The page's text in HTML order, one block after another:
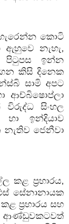
කොටි
ඇහුවෙ නැහැ,
පිටුපස ඉන්න
කිසි දිනෙක
සාමි අපට
ආච්බිෂොප්ලා
සිංහල
හා ඉන්දියාව
ජෙනීවා
කළ ප්‍රහාරය,
සේනානායක
ප්‍රහාරය සහ
ආණ්ඩුවකටවත්